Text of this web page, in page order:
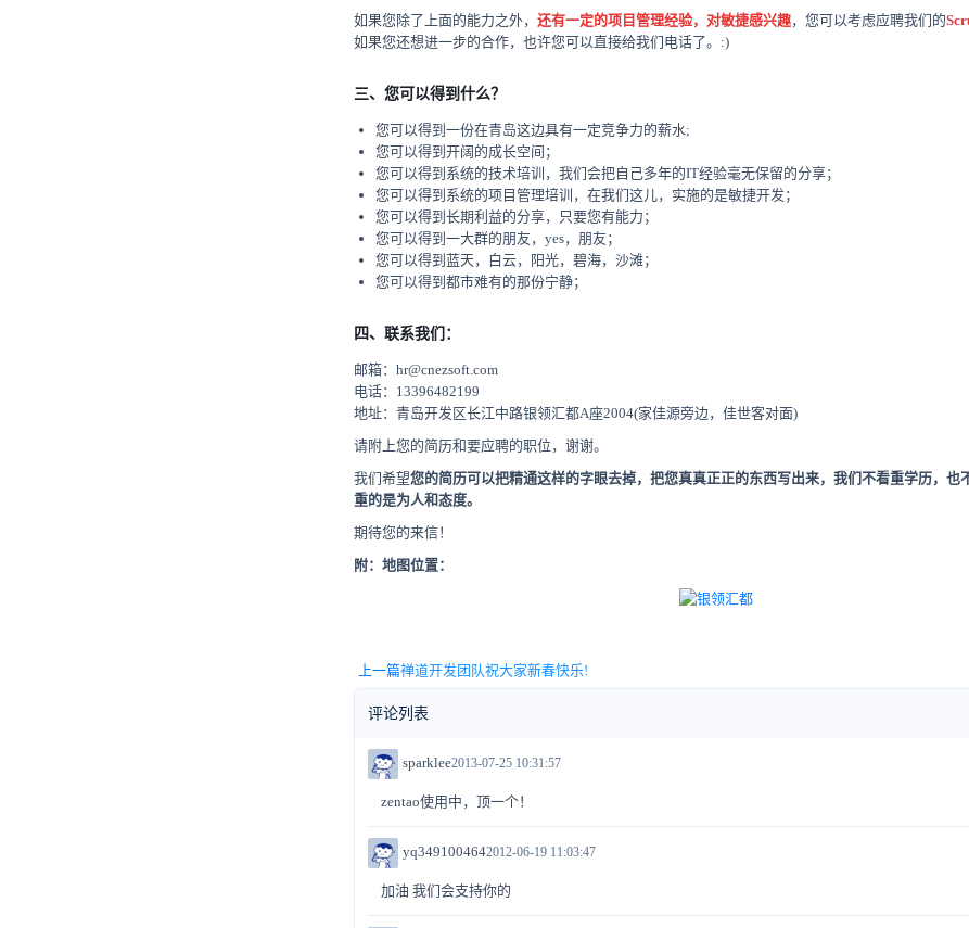
如果您除了上面的能力之外， 还有一定的项目管理经验，对敏捷感兴趣，您可以考虑应聘我们的
如果您还想进一步的合作，也许您可以直接给我们电话了。:)
三、您可以得到什么？
您可以得到一份在青岛这边具有一定竞争力的薪水;
您可以得到开阔的成长空间；
您可以得到系统的技术培训，我们会把自己多年的IT经验毫无保留的分享；
您可以得到系统的项目管理培训，在我们这儿，实施的是敏捷开发；
您可以得到长期利益的分享，只要您有能力；
您可以得到一大群的朋友，yes，朋友；
您可以得到蓝天，白云，阳光，碧海，沙滩；
您可以得到都市难有的那份宁静；
四、联系我们：
邮箱：hr@cnezsoft.com
电话：13396482199
地址：青岛开发区长江中路银领汇都A座2004(家佳源旁边，佳世客对面)
请附上您的简历和要应聘的职位，谢谢。
我们希望您的简历可以把精通这样的字眼去掉，把您真真正正的东西写出来，我们不看重学历，也
重的是为人和态度。
期待您的来信！
附：地图位置：
上一篇禅道开发团队祝大家新春快乐!
评论列表
sparklee2013-07-25 10:31:57
zentao使用中，顶一个！
yq3491004642012-06-19 11:03:47
加油 我们会支持你的